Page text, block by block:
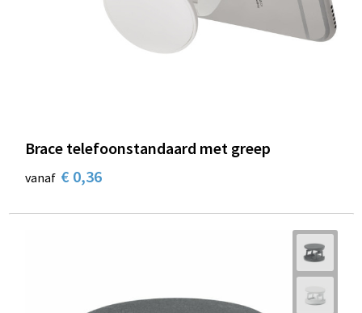
Brace telefoonstandaard met greep
vanaf € 0,36